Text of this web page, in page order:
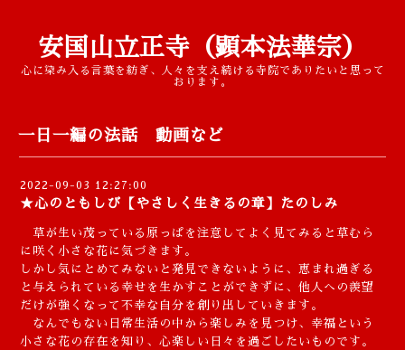
安国山立正寺（顕本法華宗）
心に染み入る言葉を紡ぎ、人々を支え続ける寺院でありたいと思って
おります。
一日一編の法話 動画など
2022-09-03 12:27:00
★心のともしび【やさしく生きるの章】たのしみ
草が生い茂っている原っぱを注意してよく見てみると草むら
に咲く小さな花に気づきます。
しかし気にとめてみないと発見できないように、恵まれ過ぎる
と与えられている幸せを生かすことができずに、他人への羨望
だけが強くなって不幸な自分を創り出していきます。
なんでもない日常生活の中から楽しみを見つけ、幸福という
小さな花の存在を知り、心楽しい日々を過ごしたいものです。